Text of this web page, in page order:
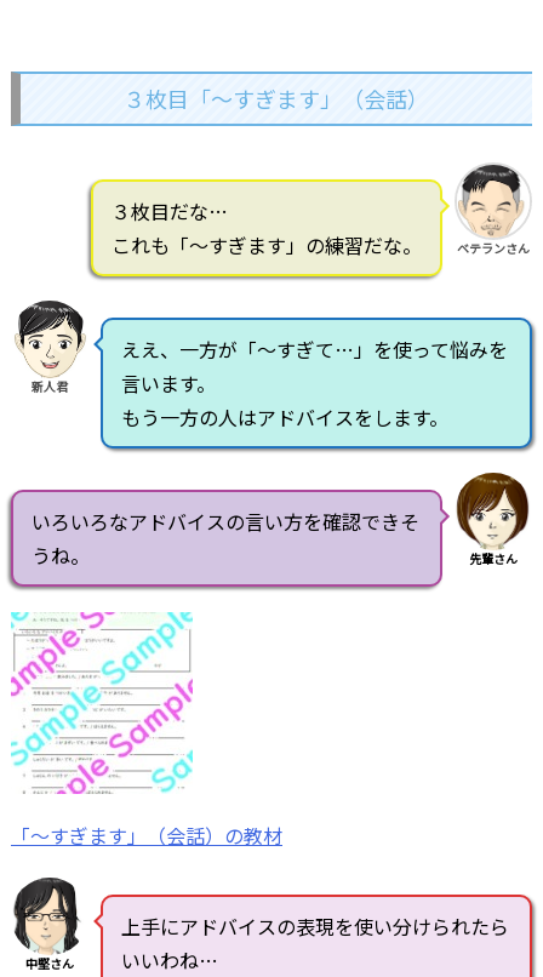
３枚目「～すぎます」（会話）
３枚目だな…
これも「～すぎます」の練習だな。
ベテランさん
新人君
ええ、一方が「～すぎて…」を使って悩みを
言います。
もう一方の人はアドバイスをします。
いろいろなアドバイスの言い方を確認できそ
うね。
先輩さん
「～すぎます」（会話）の教材
中堅さん
上手にアドバイスの表現を使い分けられたら
いいわね…